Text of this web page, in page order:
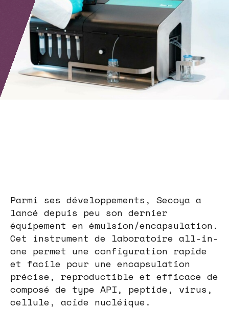
Parmi ses développements, Secoya a
lancé depuis peu son dernier
équipement en émulsion/encapsulation.
Cet instrument de laboratoire all-in-
one permet une configuration rapide
et facile pour une encapsulation
précise, reproductible et efficace de
composé de type API, peptide, virus,
cellule, acide nucléique.